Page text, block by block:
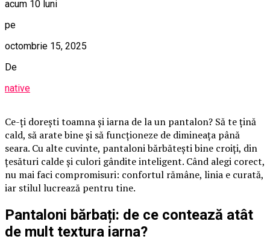
acum 10 luni
pe
octombrie 15, 2025
De
native
Ce-ți dorești toamna și iarna de la un pantalon? Să te țină
cald, să arate bine și să funcționeze de dimineața până
seara. Cu alte cuvinte, pantaloni bărbătești bine croiți, din
țesături calde și culori gândite inteligent. Când alegi corect,
nu mai faci compromisuri: confortul rămâne, linia e curată,
iar stilul lucrează pentru tine.
Pantaloni bărbați: de ce contează atât
de mult textura iarna?